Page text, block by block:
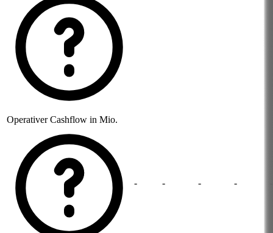
Operativer Cashflow in Mio.
- - - -